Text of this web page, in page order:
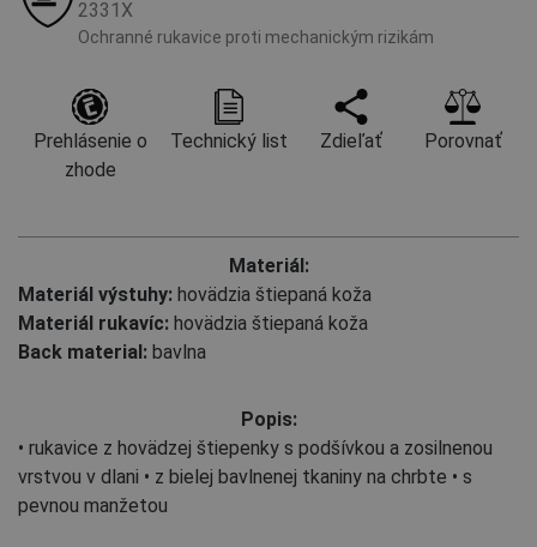
2331X
Ochranné rukavice proti mechanickým rizikám
Prehlásenie o
zhode
Technický list Zdieľať Porovnať
Materiál:
Materiál výstuhy: hovädzia štiepaná koža
Materiál rukavíc: hovädzia štiepaná koža
Back material: bavlna
Popis:
• rukavice z hovädzej štiepenky s podšívkou a zosilnenou
vrstvou v dlani • z bielej bavlnenej tkaniny na chrbte • s
pevnou manžetou